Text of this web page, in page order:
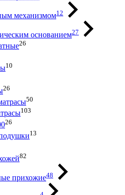
механизмом12
основанием27
26
10
26
50
103
26
13
82
прихожие48